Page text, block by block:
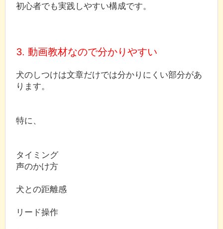
初心者でも実践しやすい構成です。
3. 動画教材なので分かりやすい
犬のしつけは文章だけでは分かりにくい部分があ
ります。
特に、
タイミング
声のかけ方
犬との距離感
リード操作